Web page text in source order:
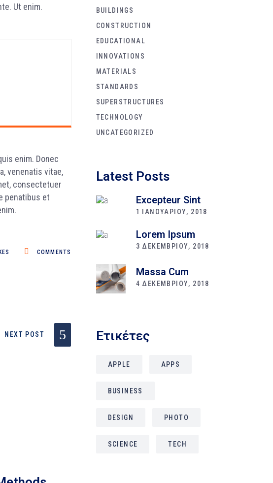
Ut enim.
enim. Donec
venenatis vitae,
consectetuer
penatibus et
COMMENTS
NEXT POST
BUILDINGS
CONSTRUCTION
EDUCATIONAL
INNOVATIONS
MATERIALS
STANDARDS
SUPERSTRUCTURES
TECHNOLOGY
UNCATEGORIZED
Latest Posts
Excepteur Sint
1 ΙΑΝΟΥΑΡΙΟΥ, 2018
Lorem Ipsum
3 ΔΕΚΕΜΒΡΙΟΥ, 2018
Massa Cum
4 ΔΕΚΕΜΒΡΙΟΥ, 2018
Ετικέτες
APPLE APPS
BUSINESS
DESIGN PHOTO
SCIENCE TECH